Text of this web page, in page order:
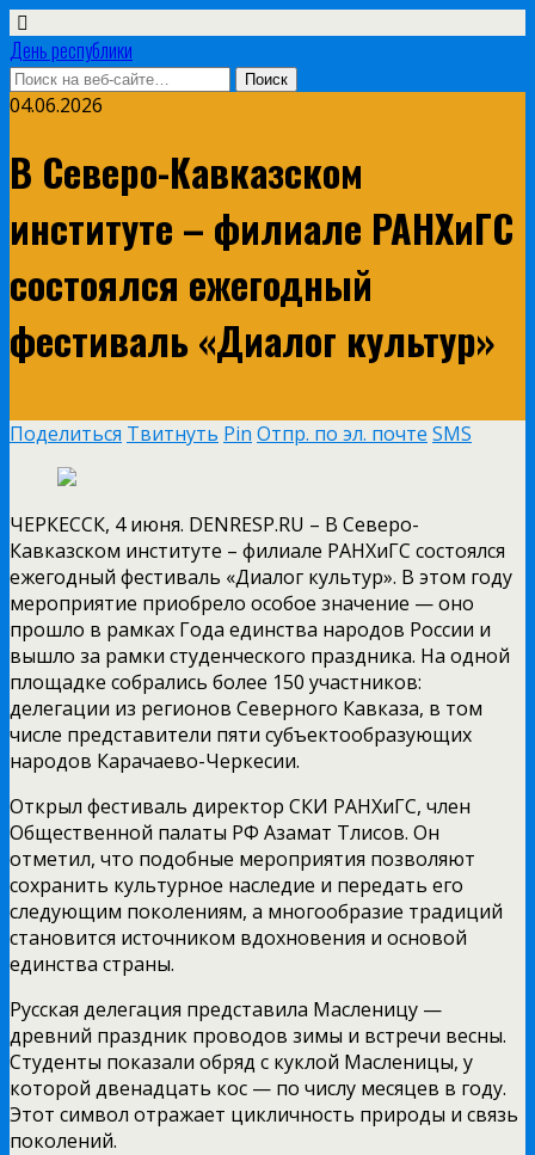
День республики
04.06.2026
В Северо-Кавказском
институте – филиале РАНХиГС
состоялся ежегодный
фестиваль «Диалог культур»
Поделиться Твитнуть Pin Отпр. по эл. почте SMS
ЧЕРКЕССК, 4 июня. DENRESP.RU – В Северо-
Кавказском институте – филиале РАНХиГС состоялся
ежегодный фестиваль «Диалог культур». В этом году
мероприятие приобрело особое значение — оно
прошло в рамках Года единства народов России и
вышло за рамки студенческого праздника. На одной
площадке собрались более 150 участников:
делегации из регионов Северного Кавказа, в том
числе представители пяти субъектообразующих
народов Карачаево-Черкесии.
Открыл фестиваль директор СКИ РАНХиГС, член
Общественной палаты РФ Азамат Тлисов. Он
отметил, что подобные мероприятия позволяют
сохранить культурное наследие и передать его
следующим поколениям, а многообразие традиций
становится источником вдохновения и основой
единства страны.
Русская делегация представила Масленицу —
древний праздник проводов зимы и встречи весны.
Студенты показали обряд с куклой Масленицы, у
которой двенадцать кос — по числу месяцев в году.
Этот символ отражает цикличность природы и связь
поколений.